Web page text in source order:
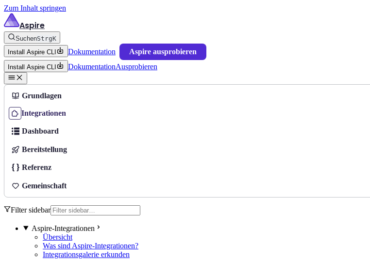
Zum Inhalt springen
Aspire
SuchenStrgK
Install Aspire CLI
Dokumentation Aspire ausprobieren
Install Aspire CLI DokumentationAusprobieren
Grundlagen
Integrationen
Dashboard
Bereitstellung
Referenz
Gemeinschaft
Filter sidebar
Aspire-Integrationen
Übersicht
Was sind Aspire-Integrationen?
Integrationsgalerie erkunden